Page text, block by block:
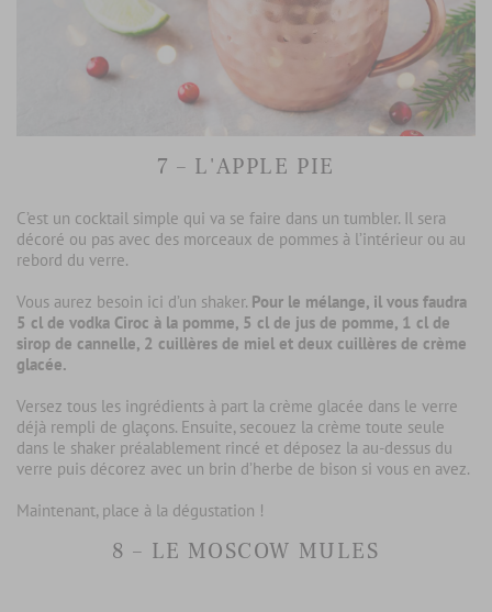
7 – L'APPLE PIE
C’est un cocktail simple qui va se faire dans un tumbler. Il sera
décoré ou pas avec des morceaux de pommes à l’intérieur ou au
rebord du verre.
Vous aurez besoin ici d’un shaker. Pour le mélange, il vous faudra
5 cl de vodka Ciroc à la pomme, 5 cl de jus de pomme, 1 cl de
sirop de cannelle, 2 cuillères de miel et deux cuillères de crème
glacée.
Versez tous les ingrédients à part la crème glacée dans le verre
déjà rempli de glaçons. Ensuite, secouez la crème toute seule
dans le shaker préalablement rincé et déposez la au-dessus du
verre puis décorez avec un brin d’herbe de bison si vous en avez.
Maintenant, place à la dégustation !
8 – LE MOSCOW MULES